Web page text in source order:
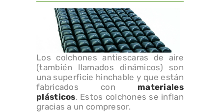
Los colchones antiescaras de aire
(también llamados dinámicos) son
una superficie hinchable y que están
fabricados con materiales
plásticos. Estos colchones se inflan
gracias a un compresor.